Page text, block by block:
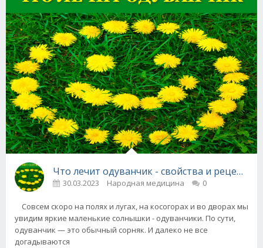
Что лечит одуванчик - свойства и рецепты
30.03.2023 Народная медицина 0
Совсем скоро на полях и лугах, на косогорах и во дворах мы
увидим яркие маленькие солнышки - одуванчики. По сути,
одуванчик — это обычный сорняк. И далеко не все
догадываются